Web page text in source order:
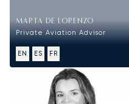
MARTA DE LORENZO
Private Aviation Advisor
EN ES FR